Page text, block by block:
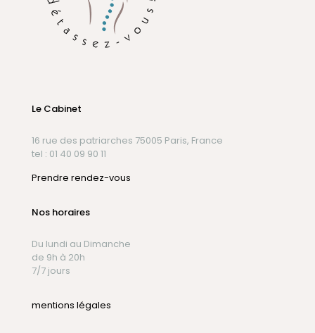
Le Cabinet
16 rue des patriarches 75005 Paris, France
tel : 01 40 09 90 11
Prendre rendez-vous
Nos horaires
Du lundi au Dimanche
de 9h à 20h
7/7 jours
mentions légales